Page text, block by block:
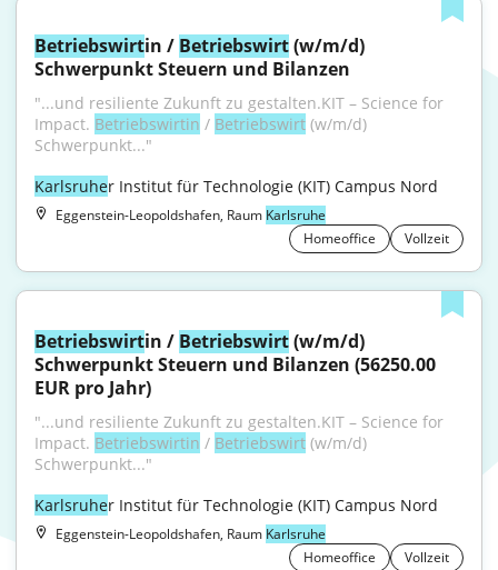
Betriebswirtin / Betriebswirt (w/m/d)
Schwerpunkt Steuern und Bilanzen
"...und resiliente Zukunft zu gestalten.KIT – Science for
Impact. Betriebswirtin / Betriebswirt (w/m/d)
Schwerpunkt..."
Karlsruher Institut für Technologie (KIT) Campus Nord
Eggenstein-Leopoldshafen, Raum Karlsruhe
Homeoffice
Vollzeit
Betriebswirtin / Betriebswirt (w/m/d)
Schwerpunkt Steuern und Bilanzen (56250.00
EUR pro Jahr)
"...und resiliente Zukunft zu gestalten.KIT – Science for
Impact. Betriebswirtin / Betriebswirt (w/m/d)
Schwerpunkt..."
Karlsruher Institut für Technologie (KIT) Campus Nord
Eggenstein-Leopoldshafen, Raum Karlsruhe
Homeoffice
Vollzeit